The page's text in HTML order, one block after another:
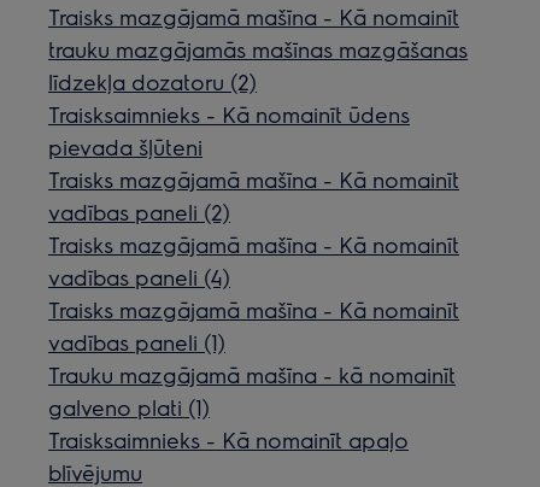
Traisks mazgājamā mašīna - Kā nomainīt
trauku mazgājamās mašīnas mazgāšanas
līdzekļa dozatoru (2)
Traisksaimnieks - Kā nomainīt ūdens
pievada šļūteni
Traisks mazgājamā mašīna - Kā nomainīt
vadības paneli (2)
Traisks mazgājamā mašīna - Kā nomainīt
vadības paneli (4)
Traisks mazgājamā mašīna - Kā nomainīt
vadības paneli (1)
Trauku mazgājamā mašīna - kā nomainīt
galveno plati (1)
Traisksaimnieks - Kā nomainīt apaļo
blīvējumu